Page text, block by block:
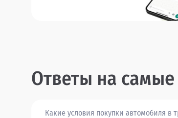
Ответы на
Какие условия покупки автомобиля в